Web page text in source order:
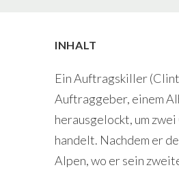
INHALT
Ein Auftragskiller
Auftraggeber, einem
herausgelockt, um
handelt. Nachdem er
Alpen, wo er sein